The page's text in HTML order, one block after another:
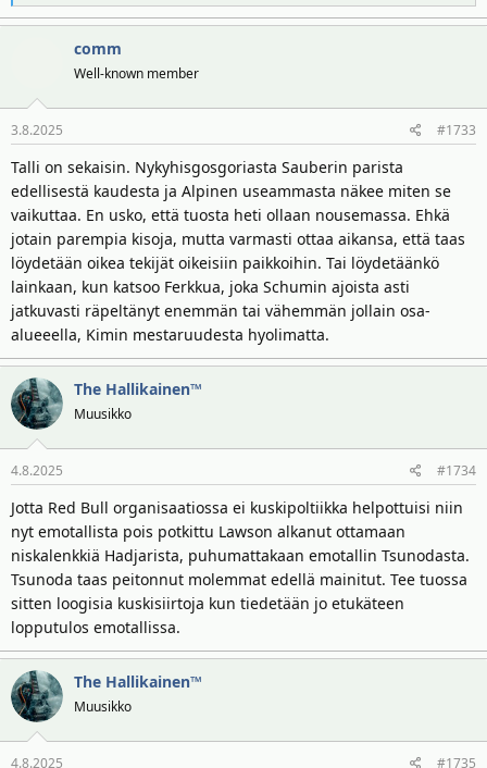
e
a
o
t
comm
Well-known member
3.8.2025 #1733
Talli on sekaisin. Nykyhisgosgoriasta Sauberin parista
edellisestä kaudesta ja Alpinen useammasta näkee miten se
vaikuttaa. En usko, että tuosta heti ollaan nousemassa. Ehkä
jotain parempia kisoja, mutta varmasti ottaa aikansa, että taas
löydetään oikea tekijät oikeisiin paikkoihin. Tai löydetäänkö
lainkaan, kun katsoo Ferkkua, joka Schumin ajoista asti
jatkuvasti räpeltänyt enemmän tai vähemmän jollain osa-
alueeella, Kimin mestaruudesta hyolimatta.
The Hallikainen™
Muusikko
4.8.2025 #1734
Jotta Red Bull organisaatiossa ei kuskipoltiikka helpottuisi niin
nyt emotallista pois potkittu Lawson alkanut ottamaan
niskalenkkiä Hadjarista, puhumattakaan emotallin Tsunodasta.
Tsunoda taas peitonnut molemmat edellä mainitut. Tee tuossa
sitten loogisia kuskisiirtoja kun tiedetään jo etukäteen
lopputulos emotallissa.
The Hallikainen™
Muusikko
4.8.2025 #1735